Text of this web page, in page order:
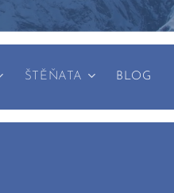
ŠTĚŇATA BLOG